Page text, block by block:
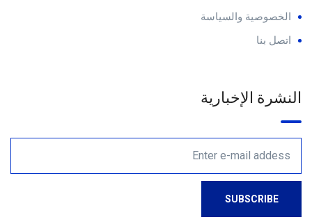
الخصوصية والسياسة
اتصل بنا
النشرة الإخبارية